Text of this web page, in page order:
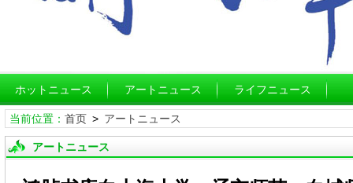
ホットニュース アートニュース ライフニュース
当前位置： 首页> アートニュース
アートニュース